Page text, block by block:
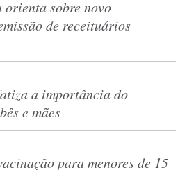
sobre novo
de receituários
a importância do
e mães
para menores de 15